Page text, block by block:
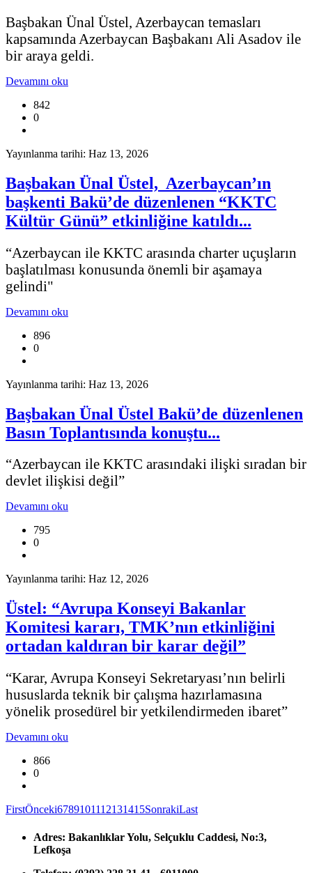
Başbakan Ünal Üstel, Azerbaycan temasları
kapsamında Azerbaycan Başbakanı Ali Asadov ile
bir araya geldi.
Devamını oku
842
0
Yayınlanma tarihi: Haz 13, 2026
Başbakan Ünal Üstel, Azerbaycan’ın
başkenti Bakü’de düzenlenen “KKTC
Kültür Günü” etkinliğine katıldı...
“Azerbaycan ile KKTC arasında charter uçuşların
başlatılması konusunda önemli bir aşamaya
gelindi"
Devamını oku
896
0
Yayınlanma tarihi: Haz 13, 2026
Başbakan Ünal Üstel Bakü’de düzenlenen
Basın Toplantısında konuştu...
“Azerbaycan ile KKTC arasındaki ilişki sıradan bir
devlet ilişkisi değil”
Devamını oku
795
0
Yayınlanma tarihi: Haz 12, 2026
Üstel: “Avrupa Konseyi Bakanlar
Komitesi kararı, TMK’nın etkinliğini
ortadan kaldıran bir karar değil”
“Karar, Avrupa Konseyi Sekretaryası’nın belirli
hususlarda teknik bir çalışma hazırlamasına
yönelik prosedürel bir yetkilendirmeden ibaret”
Devamını oku
866
0
FirstÖnceki6789101112131415SonrakiLast
Adres: Bakanlıklar Yolu, Selçuklu Caddesi, No:3,
Lefkoşa